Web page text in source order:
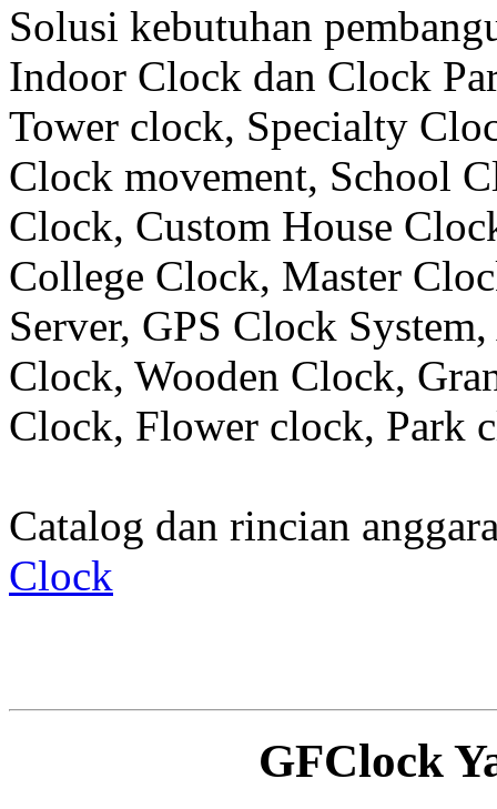
Solusi kebutuhan
Indoor Clock dan Clock
Tower clock, Specialty
Clock movement, School
Clock, Custom House
College Clock, Master
Server, GPS Clock
Clock, Wooden Clock,
Clock, Flower clock, Park
Catalog dan rincian
Clock
GFClock